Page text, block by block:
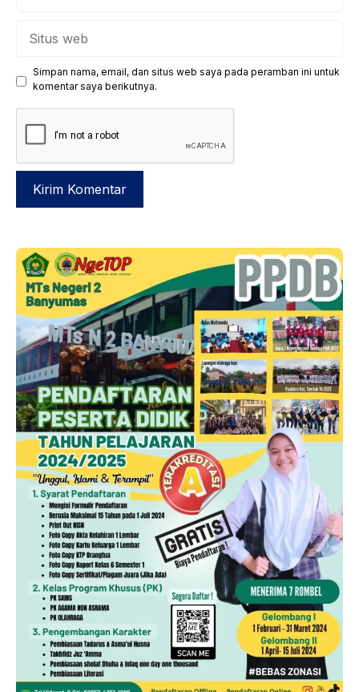
web
Simpan nama, email, dan situs web saya pada peramban ini untuk
komentar saya berikutnya.